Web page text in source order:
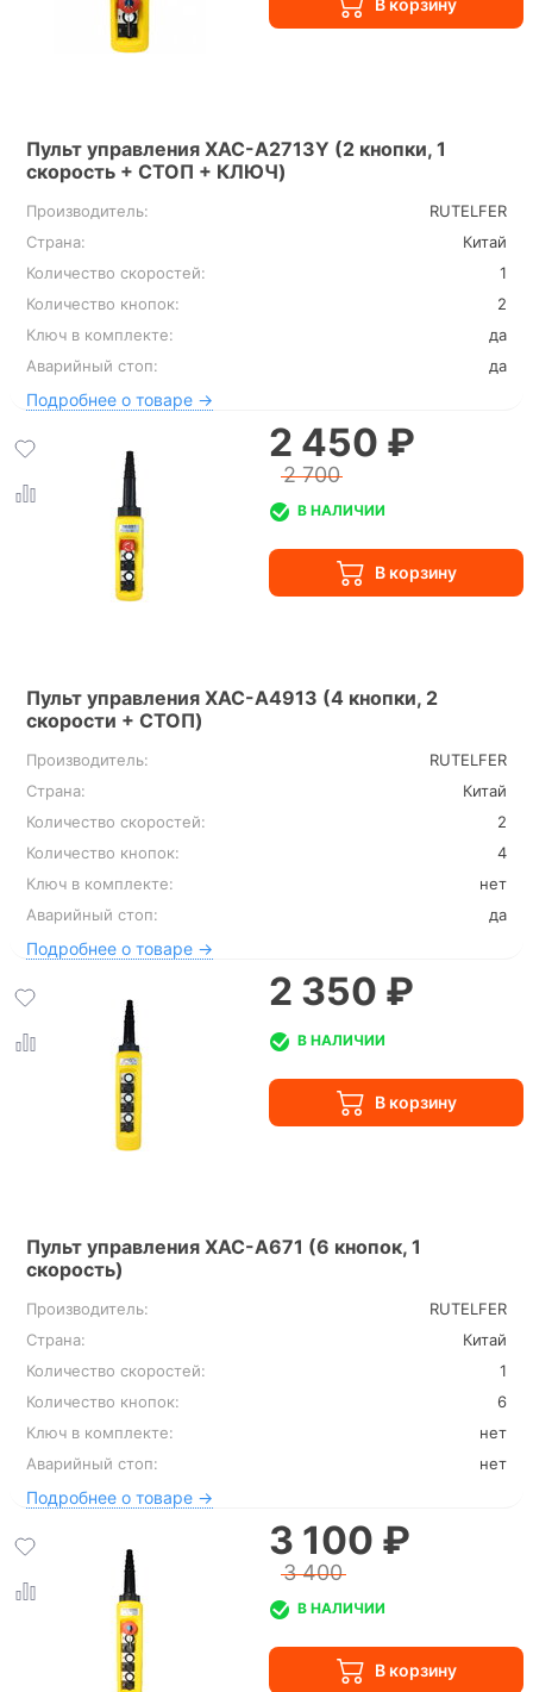
Пульт управления XAC-A2713Y (2 кнопки, 1
скорость + СТОП + КЛЮЧ)
Производитель:
RUTELFER
Страна:
Китай
Количество скоростей:
1
Количество кнопок:
2
Ключ в комплекте:
да
Аварийный стоп:
да
Подробнее о товаре →
Пульт управления XAC-A4913 (4 кнопки, 2
скорости + СТОП)
Производитель:
RUTELFER
Страна:
Китай
Количество скоростей:
2
Количество кнопок:
4
Ключ в комплекте:
нет
Аварийный стоп:
да
Подробнее о товаре →
2 450 ₽
2 700
В НАЛИЧИИ
Пульт управления XAC-A671 (6 кнопок, 1
скорость)
Производитель:
RUTELFER
Страна:
Китай
Количество скоростей:
1
Количество кнопок:
6
Ключ в комплекте:
нет
Аварийный стоп:
нет
Подробнее о товаре →
2 350 ₽
В НАЛИЧИИ
3 100 ₽
3 400
В НАЛИЧИИ